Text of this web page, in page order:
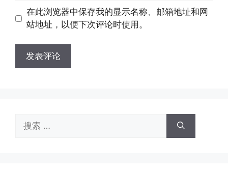
址
址
在此浏览器中保存我的显示名称、邮箱地址和网
站地址，以便下次评论时使用。
索：